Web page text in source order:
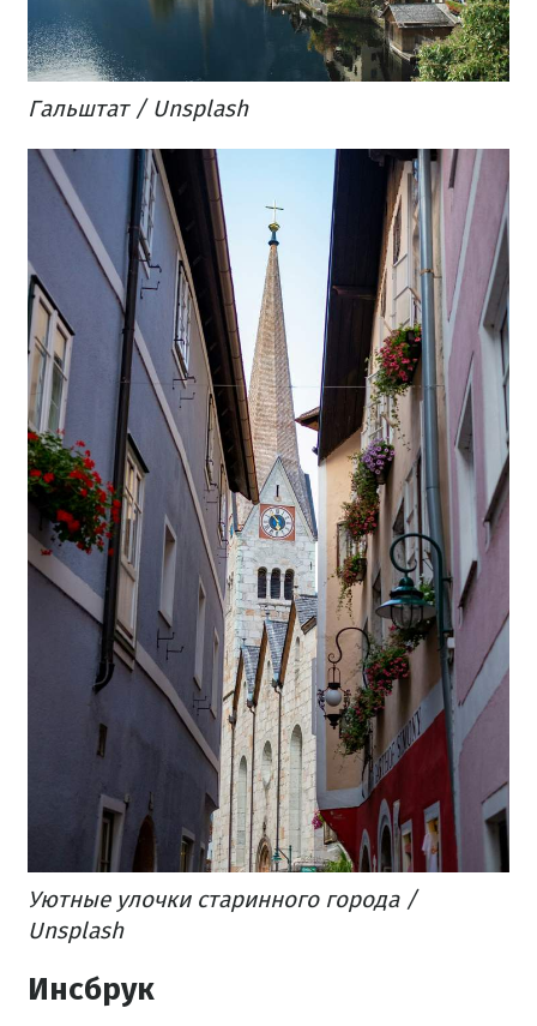
Гальштат / Unsplash
Уютные улочки старинного города /
Unsplash
Инсбрук